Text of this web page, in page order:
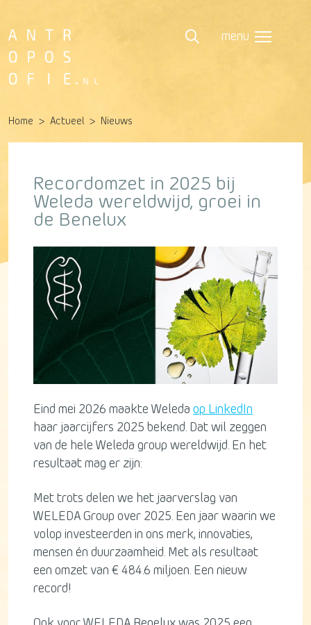
menu
Home Actueel Nieuws
Recordomzet in 2025 bij
Weleda wereldwijd, groei in
de Benelux
Eind mei 2026 maakte Weleda op LinkedIn
haar jaarcijfers 2025 bekend. Dat wil zeggen
van de hele Weleda group wereldwijd. En het
resultaat mag er zijn:
Met trots delen we het jaarverslag van
WELEDA Group over 2025. Een jaar waarin we
volop investeerden in ons merk, innovaties,
mensen én duurzaamheid. Met als resultaat
een omzet van € 484.6 miljoen. Een nieuw
record!